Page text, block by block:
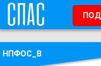
НПФОС_В